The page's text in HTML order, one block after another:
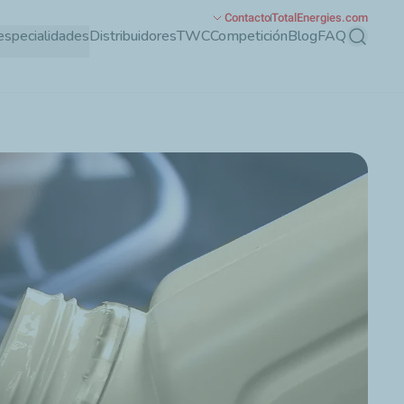
DistribuidoresTWCCompeticiónBlogFAQ Buscar
ContactoTotalEnergies.com